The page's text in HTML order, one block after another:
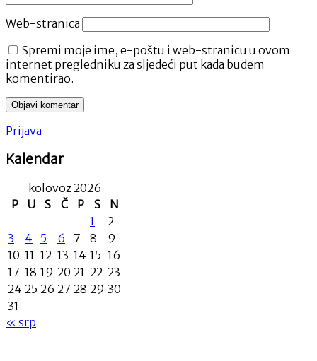
Web-stranica
Spremi moje ime, e-poštu i web-stranicu u ovom
internet pregledniku za sljedeći put kada budem
komentirao.
Prijava
Kalendar
kolovoz 2026
P
U S Č P S
N
1
2
3
4 5 6 7 8
9
10 11 12 13 14 15 16
17 18 19 20 21 22 23
24 25 26 27 28 29 30
31
« srp